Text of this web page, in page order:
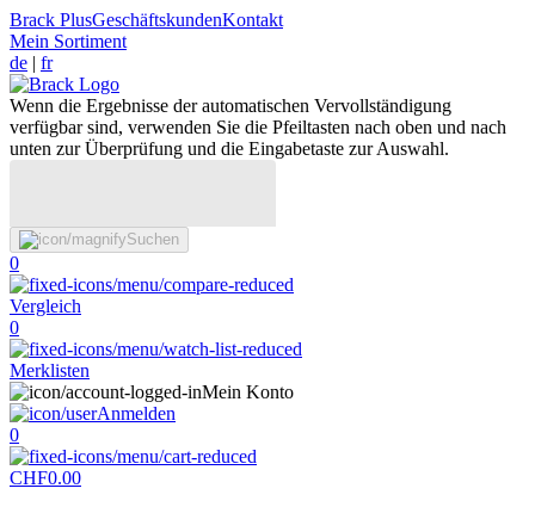
Brack PlusGeschäftskundenKontakt
Mein Sortiment
de | fr
Wenn die Ergebnisse der automatischen Vervollständigung
verfügbar sind, verwenden Sie die Pfeiltasten nach oben und nach
unten zur Überprüfung und die Eingabetaste zur Auswahl.
Suchen
0
Vergleich
0
Merklisten
Mein Konto
Anmelden
0
CHF0.00